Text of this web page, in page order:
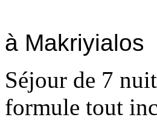
à Makriyialos
Séjour de 7
formule tout